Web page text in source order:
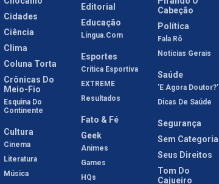
Cidades
Ciência
Clima
Coluna Torta
Crônicas Do
Meio-Fio
Esquina Do
Continente
Cultura
Cinema
Literatura
Música
Editorial
Educação
Língua.com
Esportes
Crítica Esportiva
EXTREME
Resultados
Fato & Fé
Geek
Animes
Games
HQs
Cabeção
Política
Fala Rô
Notícias Gerais
Saúde
'E Agora Doutor?'
Dicas De Saúde
Segurança
Sem Categoria
Seus Direitos
Tom Do
Cajueiro